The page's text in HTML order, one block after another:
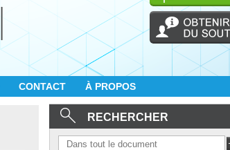
CONTACT À PROPOS
RECHERCHER